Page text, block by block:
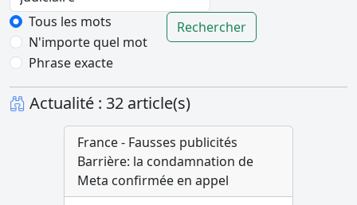
Tous les mots
N'importe quel mot
Phrase exacte
Rechercher
Actualité : 32 article(s)
France - Fausses publicités
Barrière: la condamnation de
Meta confirmée en appel